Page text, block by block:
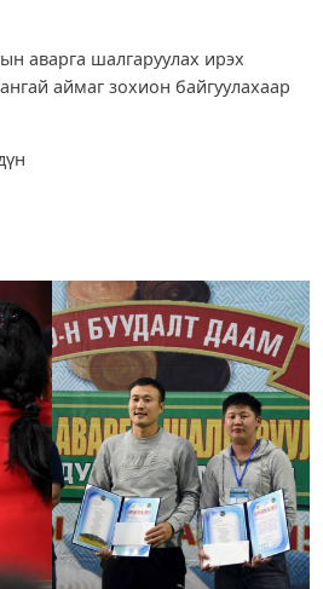
аварга шалгаруулах ирэх
аймаг зохион байгуулахаар